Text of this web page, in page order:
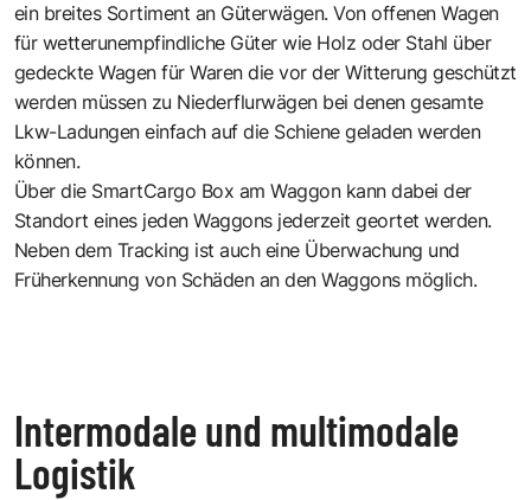
ein breites Sortiment an Güterwägen. Von offenen Wagen
für wetterunempfindliche Güter wie Holz oder Stahl über
gedeckte Wagen für Waren die vor der Witterung geschützt
werden müssen zu Niederflurwägen bei denen gesamte
Lkw-Ladungen einfach auf die Schiene geladen werden
können.
Über die SmartCargo Box am Waggon kann dabei der
Standort eines jeden Waggons jederzeit geortet werden.
Neben dem Tracking ist auch eine Überwachung und
Früherkennung von Schäden an den Waggons möglich.
Intermodale und multimodale
Logistik